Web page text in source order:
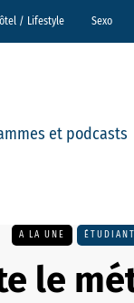
/ Lifestyle Sexo
et podcasts
A LA UNE ÉTUDIANT
le